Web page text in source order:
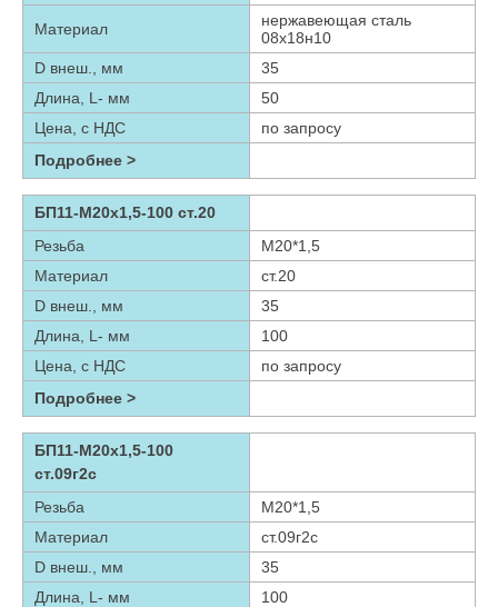
Материал
нержавеющая сталь
08х18н10
D внеш., мм
35
Длина, L- мм
50
Цена, с НДС
по запросу
Подробнее >
БП11-М20х1,5-100 ст.20
Резьба
М20*1,5
Материал
ст.20
D внеш., мм
35
Длина, L- мм
100
Цена, с НДС
по запросу
Подробнее >
БП11-М20х1,5-100
ст.09г2с
Резьба
М20*1,5
Материал
ст.09г2с
D внеш., мм
35
Длина, L- мм
100